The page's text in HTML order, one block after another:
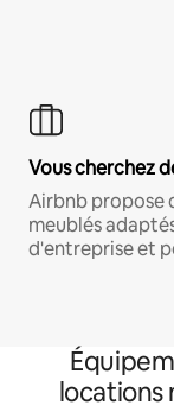
Vous cherchez
Airbnb propose
meublés
d'entreprise et
locations